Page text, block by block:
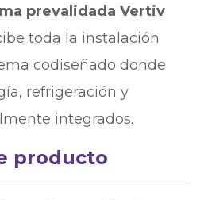
prevalidada Vertiv
toda la instalación
codiseñado donde
refrigeración y
integrados.
producto